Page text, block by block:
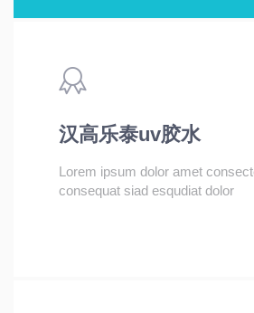
汉高乐泰uv胶水
Lorem ipsum dolor amet
consequat siad esqudiat dolor